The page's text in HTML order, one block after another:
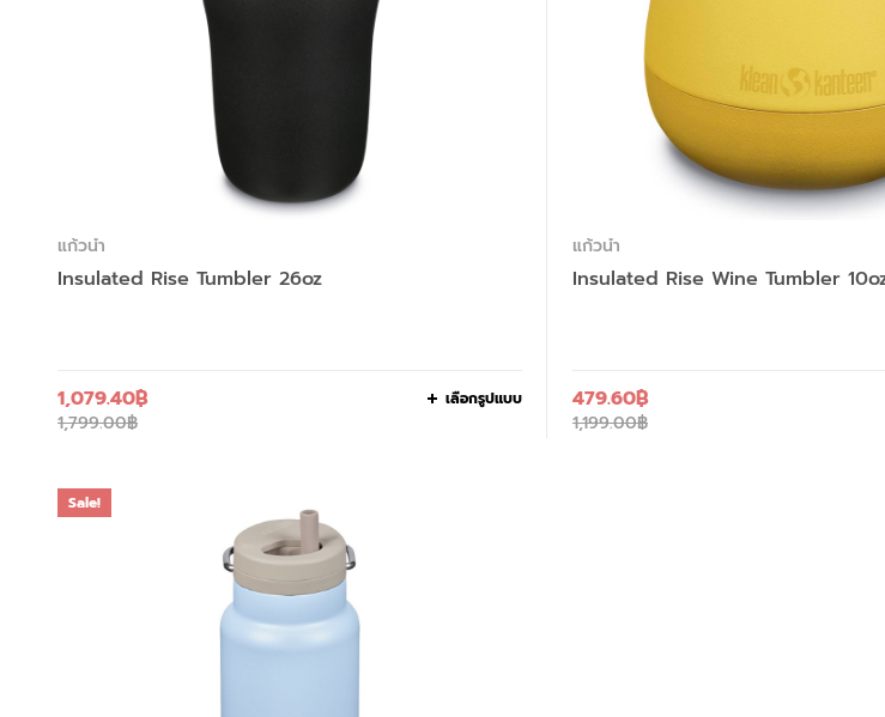
แก้วน้ำ
Insulated Rise Tumbler 26oz
1,799.00฿
1,079.40฿ เลือกรูปแบบ
แก้วน้ำ
Insulated Rise Wine Tumbler
1,199.00฿
479.60฿
Sale!